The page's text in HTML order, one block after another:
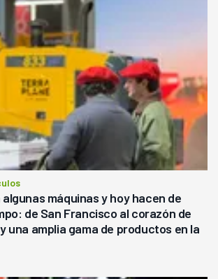
máquinas y hoy hacen de
de San Francisco al corazón de
una amplia gama de productos en la